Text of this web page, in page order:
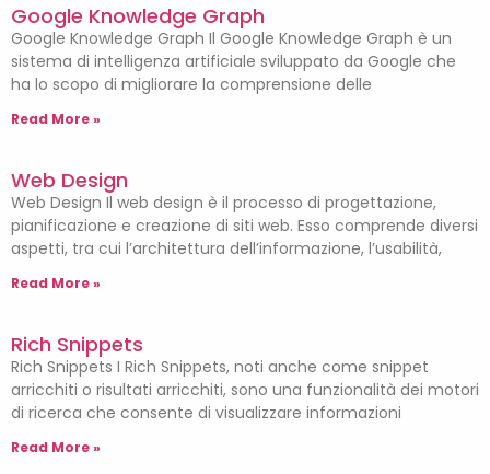
Google Knowledge Graph
Google Knowledge Graph Il Google Knowledge Graph è un
sistema di intelligenza artificiale sviluppato da Google che
ha lo scopo di migliorare la comprensione delle
Read More »
Web Design
Web Design Il web design è il processo di progettazione,
pianificazione e creazione di siti web. Esso comprende diversi
aspetti, tra cui l’architettura dell’informazione, l’usabilità,
Read More »
Rich Snippets
Rich Snippets I Rich Snippets, noti anche come snippet
arricchiti o risultati arricchiti, sono una funzionalità dei motori
di ricerca che consente di visualizzare informazioni
Read More »